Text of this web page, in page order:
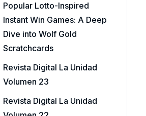
Popular Lotto-Inspired
Instant Win Games: A Deep
Dive into Wolf Gold
Scratchcards
Revista Digital La Unidad
Volumen 23
Revista Digital La Unidad